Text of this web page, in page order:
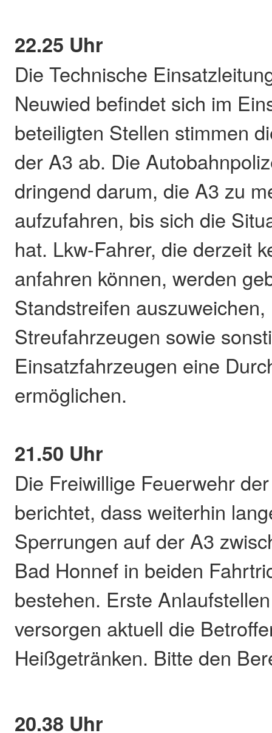
22.25 Uhr
Die Technische
Neuwied befindet sich im
beteiligten Stellen stimmen
der A3 ab. Die
dringend darum, die A3 zu
aufzufahren, bis sich die
hat. Lkw-Fahrer, die derzeit
anfahren können, werden
Standstreifen
Streufahrzeugen sowie
Einsatzfahrzeugen eine
ermöglichen.
21.50 Uhr
Die Freiwillige Feuerwehr
berichtet, dass weiterhin
Sperrungen auf der A3
Bad Honnef in beiden
bestehen. Erste
versorgen aktuell die
Heißgetränken. Bitte den
20.38 Uhr